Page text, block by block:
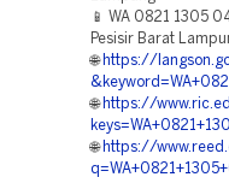
📱 WA 0821 1305
Pesisir Barat
🌐 https://
🌐 https://
🌐 https://